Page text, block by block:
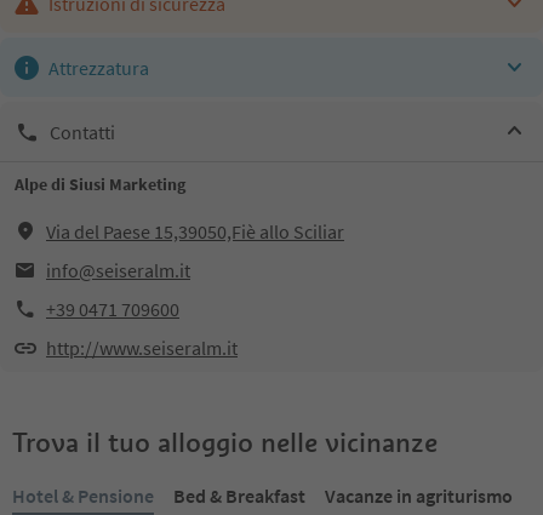
Attrezzatura
Contatti
Alpe di Siusi Marketing
Via del Paese 15,39050,Fiè allo Sciliar
info@seiseralm.it
+39 0471 709600
http://www.seiseralm.it
Trova il tuo alloggio nelle vicinanze
Hotel & Pensione Bed & Breakfast
Vacanze in agriturismo